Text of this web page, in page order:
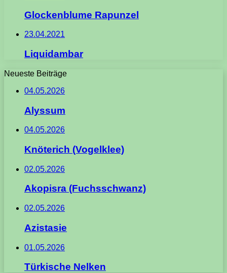
Glockenblume Rapunzel
23.04.2021
Liquidambar
Neueste Beiträge
04.05.2026
Alyssum
04.05.2026
Knöterich (Vogelklee)
02.05.2026
Akopisra (Fuchsschwanz)
02.05.2026
Azistasie
01.05.2026
Türkische Nelken